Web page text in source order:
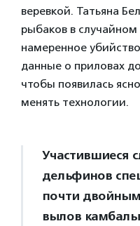
веревкой. Татьяна
рыбаков в случайном
намеренное
данные о приловах
чтобы появилась
менять технологии.
Участившиеся
дельфинов
почти
вылов